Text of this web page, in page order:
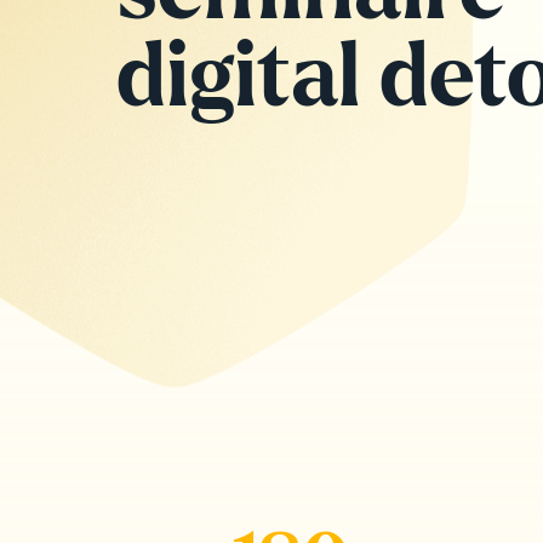
Jobs
digital